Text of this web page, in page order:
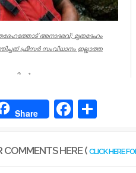
അനാദരവ്; മൃതദേഹം
ഫ്രീസര്‍ സംവിധാനം ഇല്ലാത്ത
ആര്‍ രാജേഷിന്റെ മ...
Share Facebook
COMMENTS HERE ( CLICK HERE